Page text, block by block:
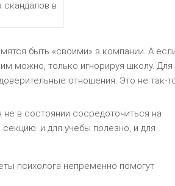
быть «своими» в компании. А
можно, только игнорируя школу. Для
отношения. Это не так-
в состоянии сосредоточиться на
и для учебы полезно, и для
психолога непременно помогут